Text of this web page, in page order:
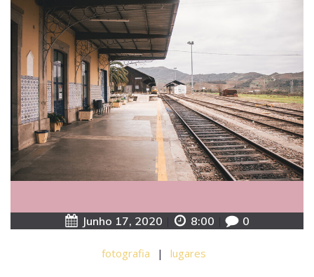
Junho 17, 2020 8:00 0
fotografia | lugares